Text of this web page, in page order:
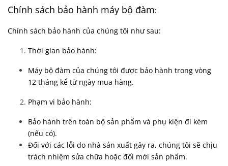
Chính sách bảo hành máy bộ đàm:
Chính sách bảo hành của chúng tôi như sau:
Thời gian bảo hành:
Máy bộ đàm của chúng tôi được bảo hành trong vòng
12 tháng kể từ ngày mua hàng.
Phạm vi bảo hành:
Bảo hành trên toàn bộ sản phẩm và phụ kiện đi kèm
(nếu có).
Đối với các lỗi do nhà sản xuất gây ra, chúng tôi sẽ chịu
trách nhiệm sửa chữa hoặc đổi mới sản phẩm.